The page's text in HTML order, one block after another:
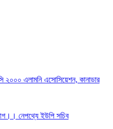
এলামনি এসোসিয়েশন, কানাডার
নেপথ্যে ইউপি সচিব